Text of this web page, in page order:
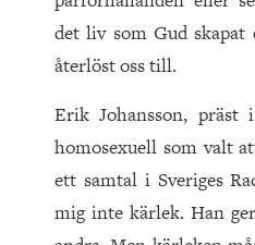
det liv som Gud skapat
återlöst oss till.
Erik Johansson, präst
homosexuell som valt
ett samtal i Sveriges
mig inte kärlek. Han